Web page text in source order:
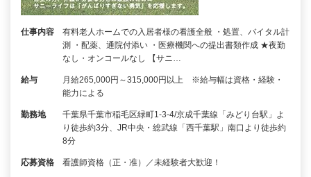
仕事内容
有料老人ホームでの入居者様の看護全般 ・処置、バイタル計
測 ・配薬、通院付添い ・医療機関への提出書類作成 ★夜勤
なし・オンコールなし 【サニ…
給与
月給265,000円～315,000円以上 ※給与幅は資格・経験・
能力による
勤務地
千葉県千葉市稲毛区緑町1-3-4/京成千葉線「みどり台駅」よ
り徒歩約3分、JR中央・総武線「西千葉駅」南口より徒歩約
8分
応募資格 看護師資格（正・准）／未経験者大歓迎！